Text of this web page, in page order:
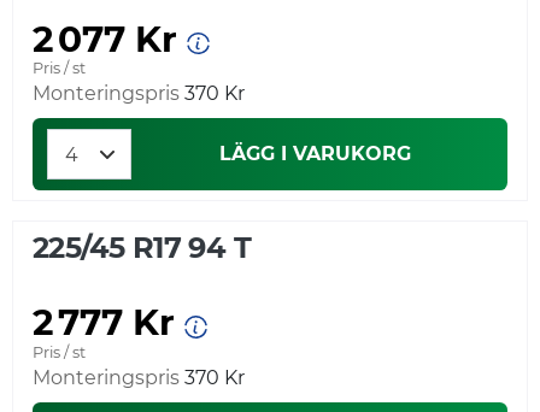
2 077 Kr
Pris / st
Monteringspris 370 Kr
LÄGG I VARUKORG
225/45 R17 94 T
2 777 Kr
Pris / st
Monteringspris 370 Kr